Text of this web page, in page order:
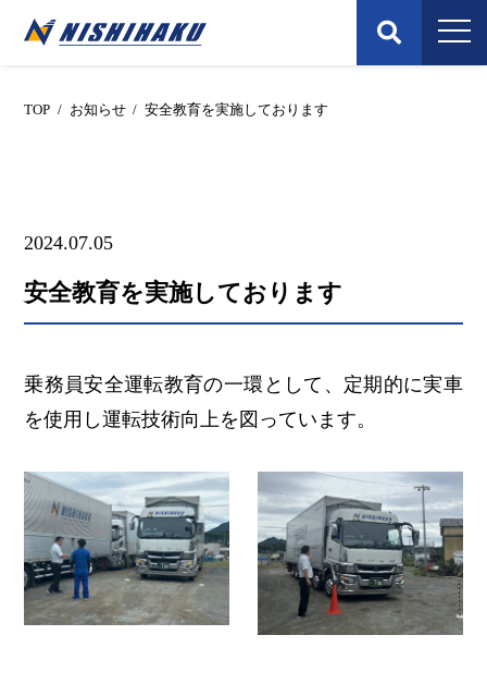
Skip
TOP / お知らせ / 安全教育を実施しております
2024.07.05
安全教育を実施しております
乗務員安全運転教育の一環として、定期的に実車
を使用し運転技術向上を図っています。